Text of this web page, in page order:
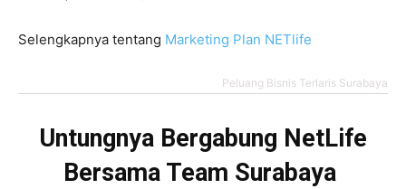
Selengkapnya tentang Marketing Plan NETlife
Peluang Bisnis Terlaris Surabaya
Untungnya Bergabung NetLife
Bersama Team Surabaya